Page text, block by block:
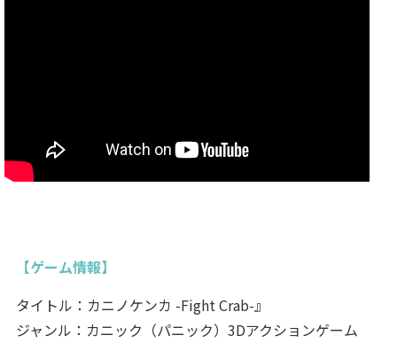
【ゲーム情報】
タイトル：カニノケンカ -Fight Crab-』
ジャンル：カニック（パニック）3Dアクションゲーム